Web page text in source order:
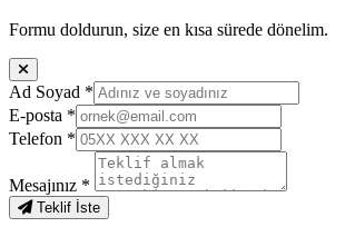
Formu doldurun, size en kısa sürede dönelim.
Ad Soyad *
E-posta *
Telefon *
Mesajınız *
Teklif İste